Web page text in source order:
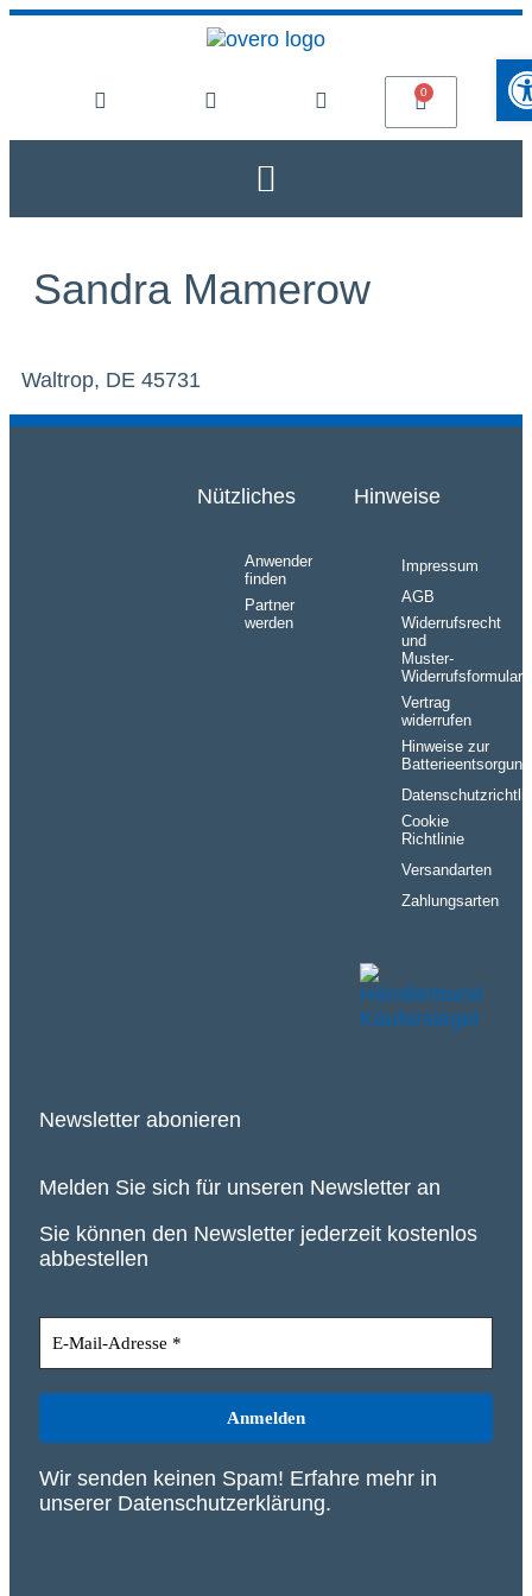
Sandra Mamerow
Waltrop, DE 45731
Nützliches
Anwender
finden
Partner
werden
Hinweise
Impressum
AGB
Widerrufsrecht
und
Muster-
Widerrufsformular
Vertrag
widerrufen
Hinweise zur
Batterieentsorgung
Cookie
Richtlinie
Versandarten
Zahlungsarten
Newsletter abonieren
Melden Sie sich für unseren Newsletter an
Sie können den Newsletter jederzeit kostenlos
abbestellen
Wir senden keinen Spam! Erfahre mehr in
unserer Datenschutzerklärung.